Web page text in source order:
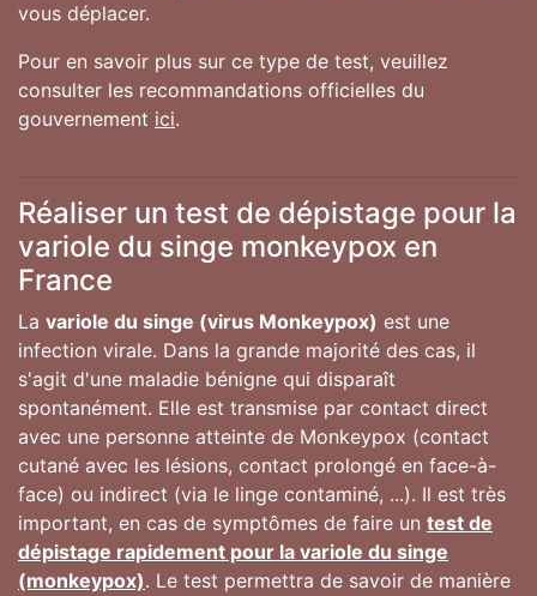
vous déplacer.
Pour en savoir plus sur ce type de test, veuillez
consulter les recommandations officielles du
gouvernement ici.
Réaliser un test de dépistage pour la
variole du singe monkeypox en
France
La variole du singe (virus Monkeypox) est une
infection virale. Dans la grande majorité des cas, il
s'agit d'une maladie bénigne qui disparaît
spontanément. Elle est transmise par contact direct
avec une personne atteinte de Monkeypox (contact
cutané avec les lésions, contact prolongé en face-à-
face) ou indirect (via le linge contaminé, ...). Il est très
important, en cas de symptômes de faire un test de
dépistage rapidement pour la variole du singe
(monkeypox). Le test permettra de savoir de manière